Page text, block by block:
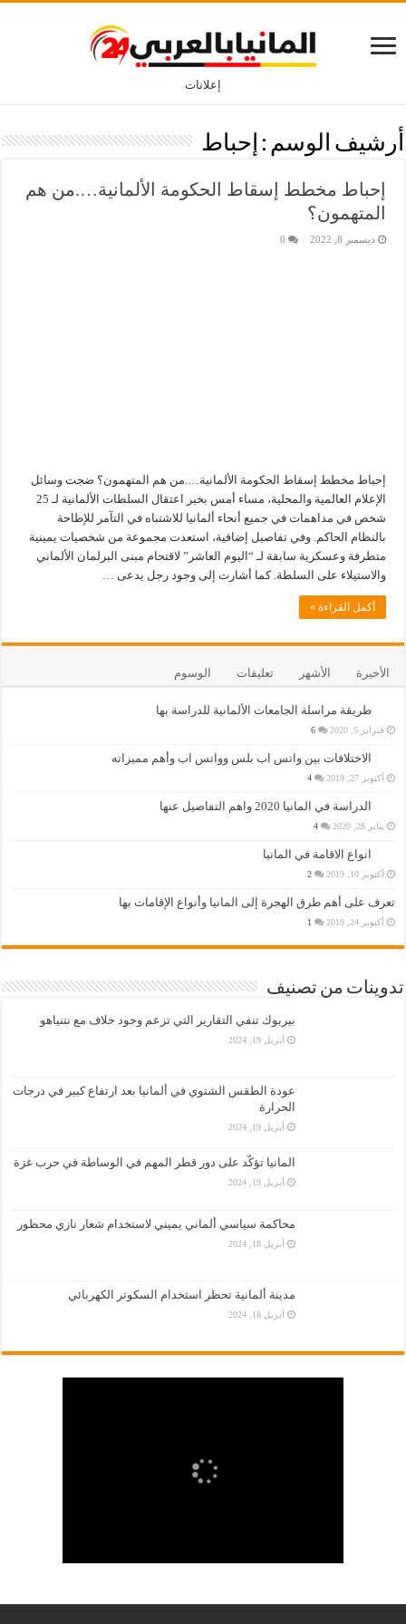
إعلانات
أرشيف الوسم : إحباط
إحباط مخطط إسقاط الحكومة الألمانية….من هم
المتهمون؟
ديسمبر 8, 2022 0
إحباط مخطط إسقاط الحكومة الألمانية….من هم المتهمون؟ ضجت وسائل
الإعلام العالمية والمحلية، مساء أمس بخبر اعتقال السلطات الألمانية لـ 25
شخص في مداهمات في جميع أنحاء ألمانيا للاشتباه في التآمر للإطاحة
بالنظام الحاكم. وفي تفاصيل إضافية، استعدت مجموعة من شخصيات يمينية
متطرفة وعسكرية سابقة لـ “اليوم العاشر” لاقتحام مبنى البرلمان الألماني
والاستيلاء على السلطة. كما أشارت إلى وجود رجل يدعى …
أكمل القراءة »
الأخيرة الأشهر تعليقات الوسوم
طريقة مراسلة الجامعات الألمانية للدراسة بها
فبراير 5, 2020 6
الاختلافات بين واتس اب بلس وواتس اب وأهم مميزاته
أكتوبر 27, 2019 4
الدراسة في المانيا 2020 واهم التفاصيل عنها
يناير 28, 2020 4
انواع الاقامة في المانيا
أكتوبر 10, 2019 2
تعرف على أهم طرق الهجرة إلى المانيا وأنواع الإقامات بها
أكتوبر 24, 2019 1
تدوينات من تصنيف
بيربوك تنفي التقارير التي تزعم وجود خلاف مع نتنياهو
أبريل 19, 2024
عودة الطقس الشتوي في ألمانيا بعد ارتفاع كبير في درجات
الحرارة
أبريل 19, 2024
المانيا تؤكّد على دور قطر المهم في الوساطة في حرب غزة
أبريل 19, 2024
محاكمة سياسي ألماني يميني لاستخدام شعار نازي محظور
أبريل 18, 2024
مدينة ألمانية تحظر استخدام السكوتر الكهربائي
أبريل 18, 2024